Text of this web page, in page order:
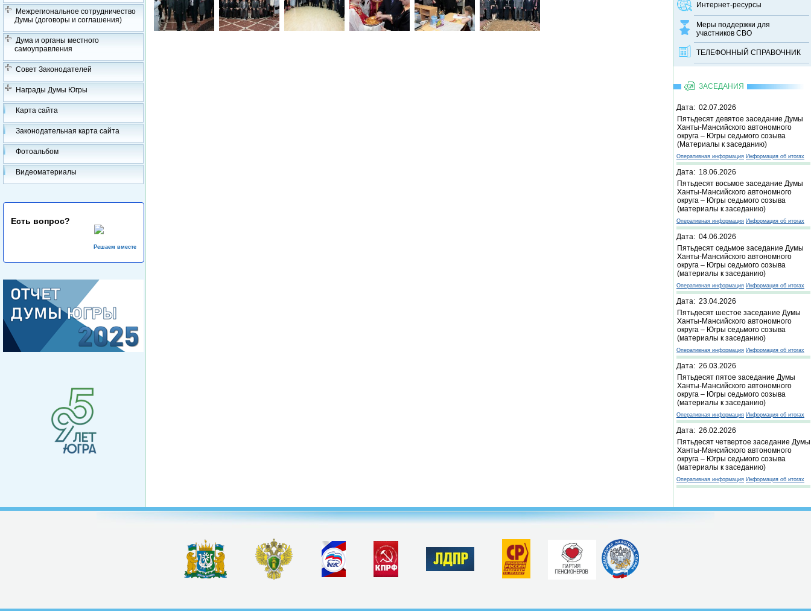
Межрегиональное сотрудничество
Думы (договоры и соглашения)
Дума и органы местного
самоуправления
Совет Законодателей
Награды Думы Югры
Карта сайта
Законодательная карта сайта
Фотоальбом
Видеоматериалы
Есть вопрос?
Решаем вместе
Интернет-ресурсы
Меры поддержки для
участников СВО
ТЕЛЕФОННЫЙ CПРАВОЧНИК
ЗАСЕДАНИЯ
Дата: 02.07.2026
Пятьдесят девятое заседание Думы
Ханты-Мансийского автономного
округа – Югры седьмого созыва
(Материалы к заседанию)
Оперативная информация Информация об итогах
Дата: 18.06.2026
Пятьдесят восьмое заседание Думы
Ханты-Мансийского автономного
округа – Югры седьмого созыва
(материалы к заседанию)
Оперативная информация Информация об итогах
Дата: 04.06.2026
Пятьдесят седьмое заседание Думы
Ханты-Мансийского автономного
округа – Югры седьмого созыва
(материалы к заседанию)
Оперативная информация Информация об итогах
Дата: 23.04.2026
Пятьдесят шестое заседание Думы
Ханты-Мансийского автономного
округа – Югры седьмого созыва
(материалы к заседанию)
Оперативная информация Информация об итогах
Дата: 26.03.2026
Пятьдесят пятое заседание Думы
Ханты-Мансийского автономного
округа – Югры седьмого созыва
(материалы к заседанию)
Оперативная информация Информация об итогах
Дата: 26.02.2026
Пятьдесят четвертое заседание Думы
Ханты-Мансийского автономного
округа – Югры седьмого созыва
(материалы к заседанию)
Оперативная информация Информация об итогах